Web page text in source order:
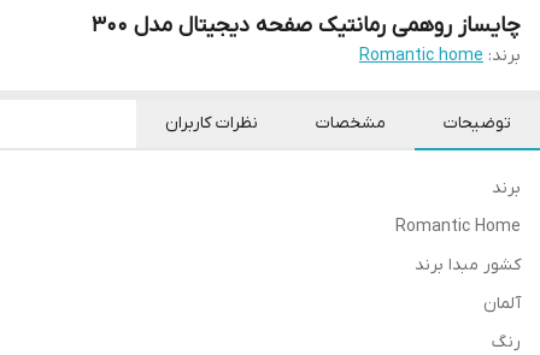
چایساز روهمی رمانتیک صفحه دیجیتال مدل 300
برند: Romantic home
توضیحات مشخصات نظرات کاربران
برند
Romantic Home
کشور مبدا برند
آلمان
رنگ